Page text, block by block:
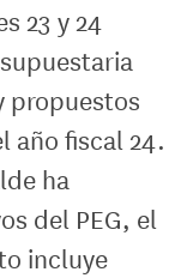
23 y 24
propuestos
año fiscal 24.
ha
del PEG, el
incluye